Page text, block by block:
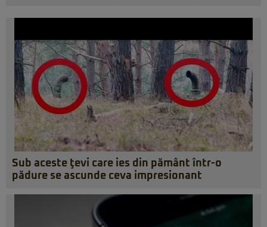
Sub aceste ţevi care ies din pământ într-o
pădure se ascunde ceva impresionant